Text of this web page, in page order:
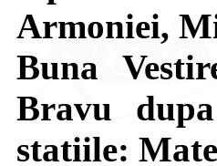
Armoniei,
Buna
Bravu
statiile: